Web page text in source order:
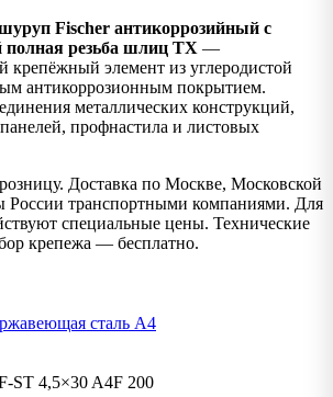
Fischer антикоррозийный с
полная резьба шлиц TX —
крепёжный элемент из углеродистой
антикоррозионным покрытием.
металлических конструкций,
профнастила и листовых
Доставка по Москве, Московской
России транспортными компаниями. Для
специальные цены. Технические
крепежа — бесплатно.
сталь A4
ST 4,5×30 A4F 200